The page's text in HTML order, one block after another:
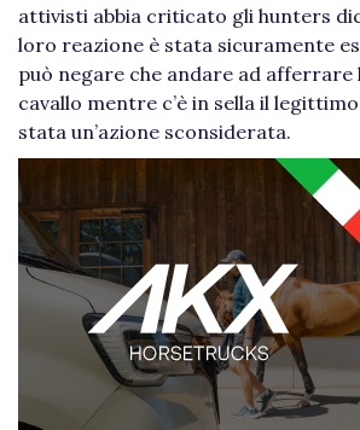
attivisti abbia criticato gli hunters
loro reazione è stata sicuramente
può negare che andare ad afferrare
cavallo mentre c’è in sella il
stata un’azione sconsiderata.